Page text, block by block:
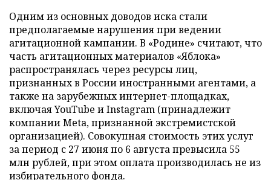
Одним из основных доводов иска стали
предполагаемые нарушения при ведении
агитационной кампании. В «Родине» считают, что
часть агитационных материалов «Яблока»
распространялась через ресурсы лиц,
признанных в России иностранными агентами, а
также на зарубежных интернет-площадках,
включая YouTube и Instagram (принадлежит
компании Meta, признанной экстремистской
организацией). Совокупная стоимость этих услуг
за период с 27 июня по 6 августа превысила 55
млн рублей, при этом оплата производилась не из
избирательного фонда.